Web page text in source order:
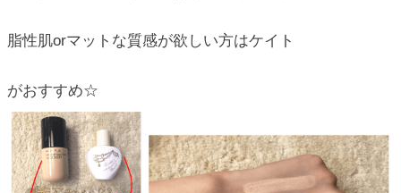
脂性肌orマットな質感が欲しい方はケイト
がおすすめ☆